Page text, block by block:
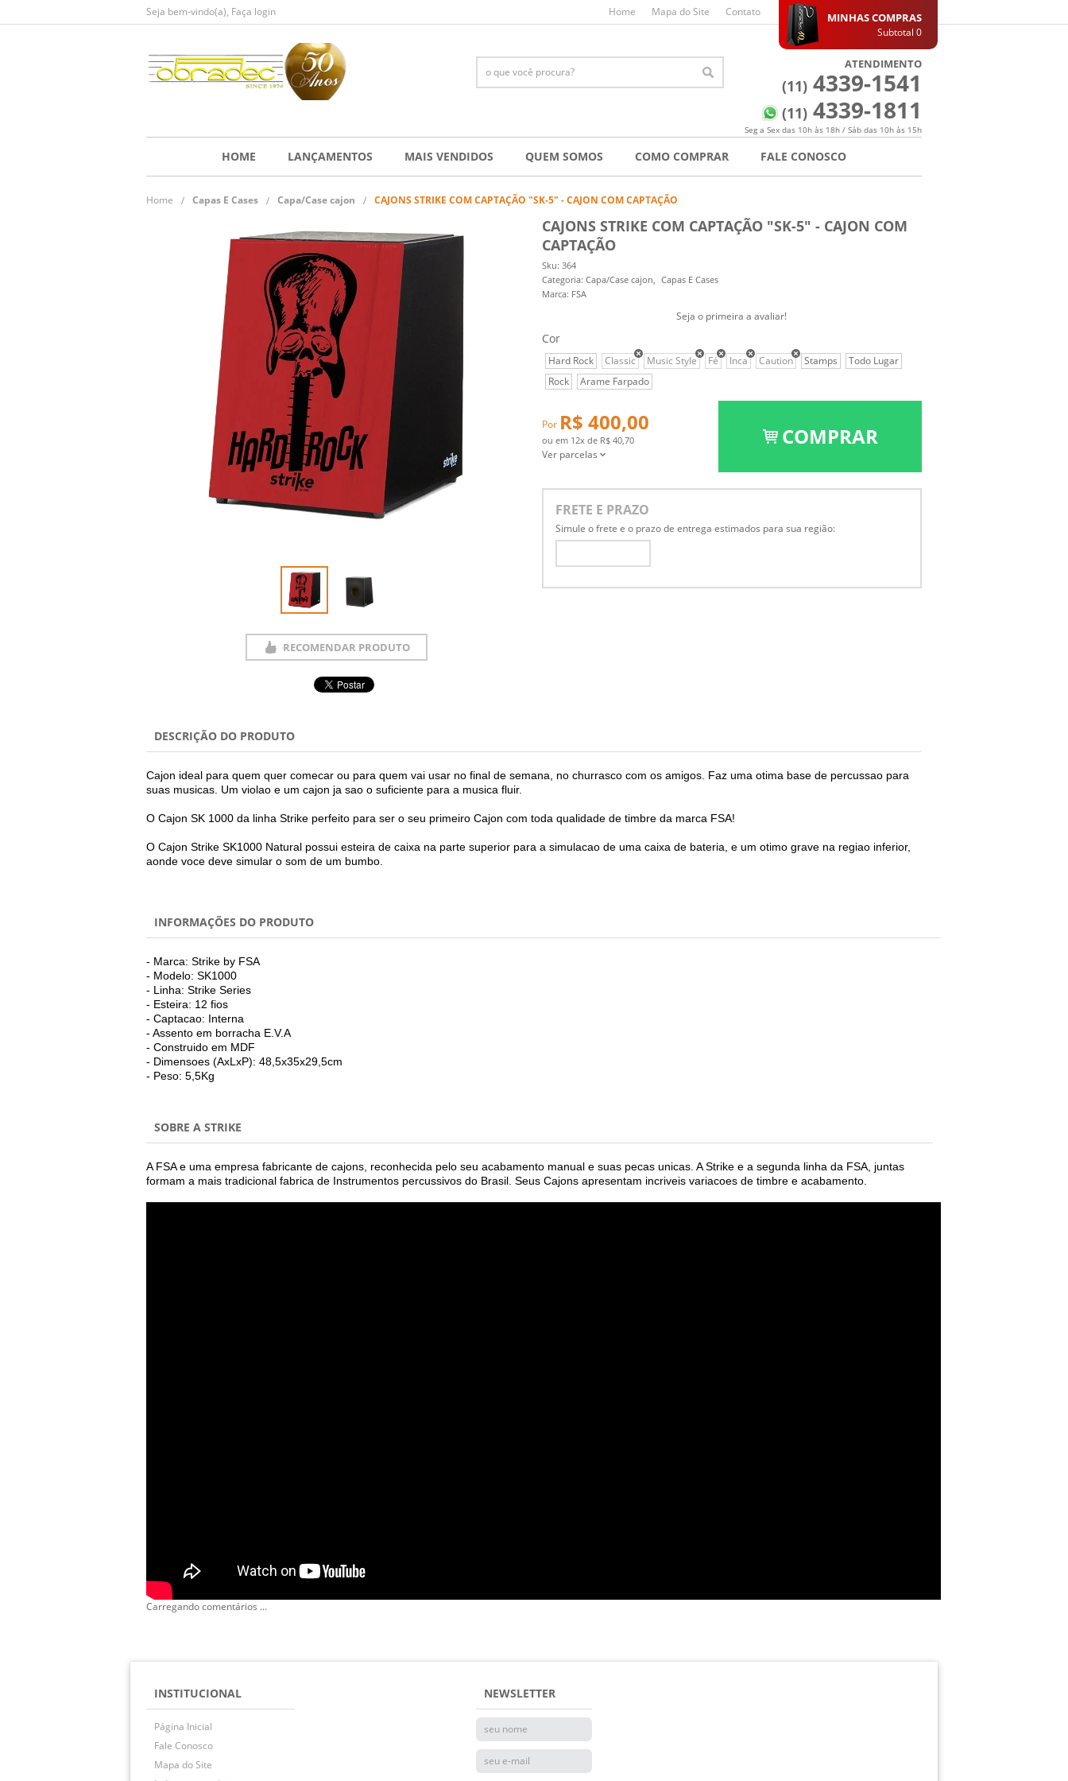
Seja bem-vindo(a), Faça login Home Mapa do Site Contato MINHAS COMPRAS
Subtotal 0
ATENDIMENTO
(11) 4339-1541
(11) 4339-1811
Seg a Sex das 10h às 18h / Sáb das 10h às 15h
HOME LANÇAMENTOS MAIS VENDIDOS QUEM SOMOS COMO COMPRAR FALE CONOSCO
Home Capas E Cases Capa/Case cajon CAJONS STRIKE COM CAPTAÇÃO "SK-5" - CAJON COM CAPTAÇÃO
RECOMENDAR PRODUTO
CAJONS STRIKE COM CAPTAÇÃO "SK-5" - CAJON COM
CAPTAÇÃO
Sku: 364
Categoria: Capa/Case cajon
Capas E Cases
Marca: FSA
Seja o primeira a avaliar!
Cor
Hard Rock Classic Music Style Fé Inca Caution Stamps
Todo Lugar
Rock
Arame Farpado
Por R$ 400,00
ou em 12xde R$ 40,70
Ver parcelas
COMPRAR
FRETE E PRAZO
Simule o frete e o prazo de entrega estimados para sua região:
DESCRIÇÃO DO PRODUTO
Cajon ideal para quem quer comecar ou para quem vai usar no final de semana, no churrasco com os amigos. Faz uma otima base de percussao para
suas musicas. Um violao e um cajon ja sao o suficiente para a musica fluir.
O Cajon SK 1000 da linha Strike perfeito para ser o seu primeiro Cajon com toda qualidade de timbre da marca FSA!
O Cajon Strike SK1000 Natural possui esteira de caixa na parte superior para a simulacao de uma caixa de bateria, e um otimo grave na regiao inferior,
aonde voce deve simular o som de um bumbo.
INFORMAÇÕES DO PRODUTO
- Marca: Strike by FSA
- Modelo: SK1000
- Linha: Strike Series
- Esteira: 12 fios
- Captacao: Interna
- Assento em borracha E.V.A
- Construido em MDF
- Dimensoes (AxLxP): 48,5x35x29,5cm
- Peso: 5,5Kg
SOBRE A STRIKE
A FSA e uma empresa fabricante de cajons, reconhecida pelo seu acabamento manual e suas pecas unicas. A Strike e a segunda linha da FSA, juntas
formam a mais tradicional fabrica de Instrumentos percussivos do Brasil. Seus Cajons apresentam incriveis variacoes de timbre e acabamento.
Carregando comentários ...
INSTITUCIONAL
Página Inicial
Fale Conosco
Mapa do Site
NEWSLETTER